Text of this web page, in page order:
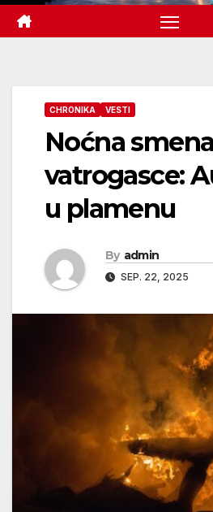
CHRONIKA VESTI
Noćna
vatrogasce:
u plamenu
By admin
SEP. 22, 2025